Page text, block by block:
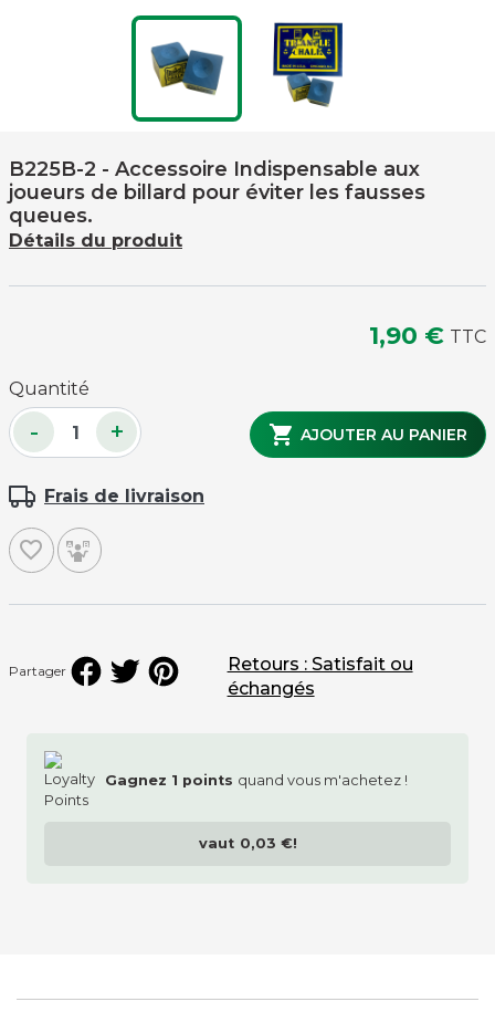
B225B-2 - Accessoire Indispensable aux
joueurs de billard pour éviter les fausses
queues.
Détails du produit
1,90 € TTC
Quantité
- +  AJOUTER AU PANIER
Frais de livraison
favorite_border
Partager
Gagnez 1 points quand vous m'achetez !
vaut 0,03 €!
Retours : Satisfait ou
échangés